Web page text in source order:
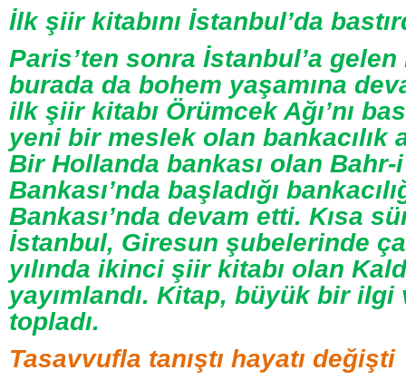
İlk şiir kitabını İstanbul’da
Paris’ten sonra İstanbul’a gelen
burada da bohem yaşamına
ilk şiir kitabı Örümcek Ağı’nı
yeni bir meslek olan bankacılık
Bir Hollanda bankası olan Bahr-
Bankası’nda başladığı
Bankası’nda devam etti. Kısa
İstanbul, Giresun şubelerinde
yılında ikinci şiir kitabı olan
yayımlandı. Kitap, büyük bir ilgi
topladı.
Tasavvufla tanıştı hayatı değişti